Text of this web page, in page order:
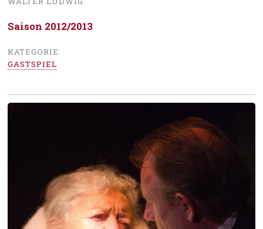
Saison 2012/2013
KATEGORIE:
GASTSPIEL